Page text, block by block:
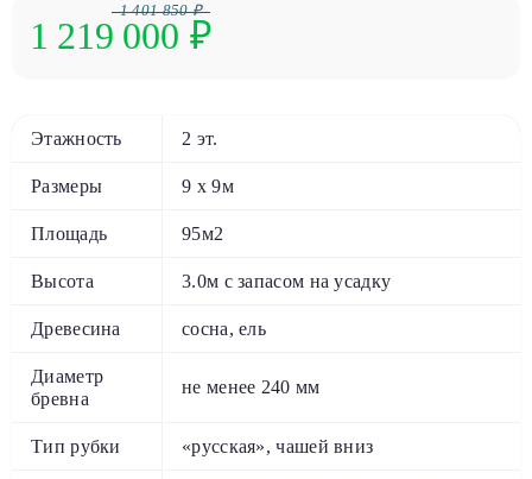
1 219 000
1 401 850 ₽
₽
Этажность 2 эт.
Размеры 9 х 9м
Площадь 95м2
Высота 3.0м с запасом на усадку
Древесина сосна, ель
Диаметр
бревна
не менее 240 мм
Тип рубки «русская», чашей вниз